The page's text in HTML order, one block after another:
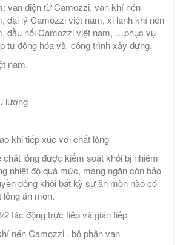
van điện từ Camozzi, van khí nén
đại lý Camozzi việt nam, xi lanh khí nén
đầu nối Camozzi việt nam, …phục vụ
tự động hóa và công trình xây dựng.
nam.
lượng
khi tiếp xúc với chất lỏng
chất lỏng được kiểm soát khỏi bị nhiễm
nhiệt độ quá mức, màng ngăn còn bảo
động khỏi bất kỳ sự ăn mòn nào có
ăn mòn.
2 tác động trực tiếp và gián tiếp
nén Camozzi , bộ phận van